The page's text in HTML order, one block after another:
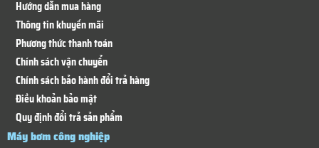
Hướng dẫn mua hàng
Thông tin khuyến mãi
Phương thức thanh toán
Chính sách vận chuyển
Chính sách bảo hành đổi trả hàng
Điều khoản bảo mật
Quy định đổi trả sản phẩm
Máy bơm công nghiệp